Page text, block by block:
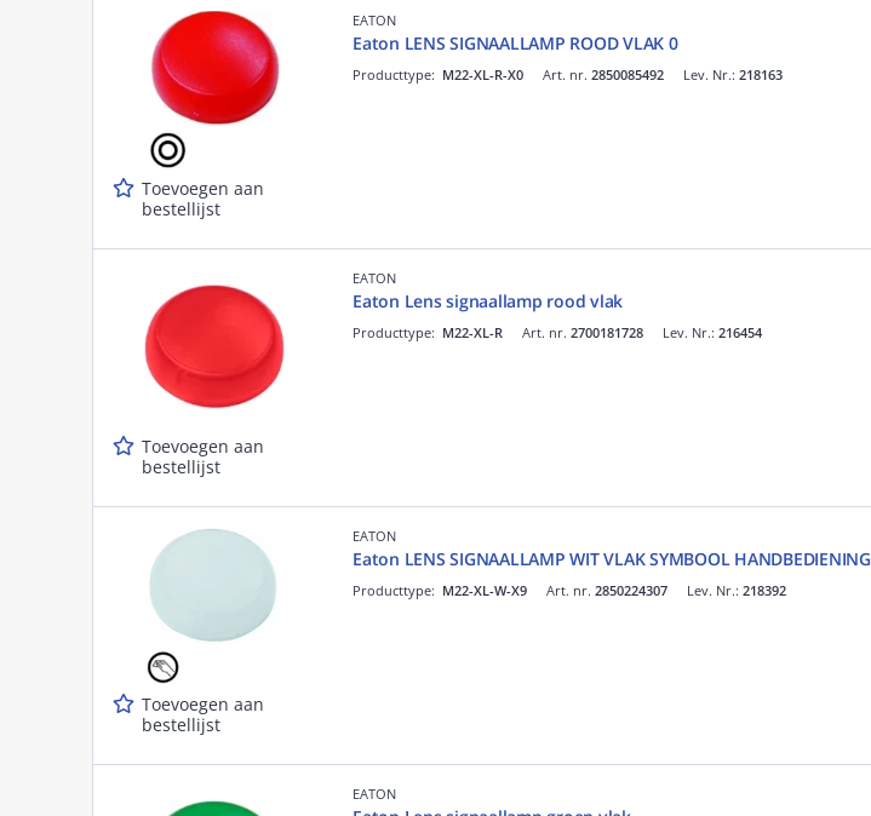
Toevoegen aan
bestellijst
EATON
Eaton LENS SIGNAALLAMP ROOD VLAK 0
Art. nr. 2850085492
Producttype: M22-XL-R-X0 Lev. Nr.: 218163
Toevoegen aan
bestellijst
EATON
Eaton Lens signaallamp rood vlak
Art. nr. 2700181728
Producttype: M22-XL-R Lev. Nr.: 216454
Toevoegen aan
bestellijst
EATON
Eaton LENS SIGNAALLAMP WIT VLAK SYMBOOL HANDBEDIENING
Art. nr. 2850224307
Producttype: M22-XL-W-X9 Lev. Nr.: 218392
EATON